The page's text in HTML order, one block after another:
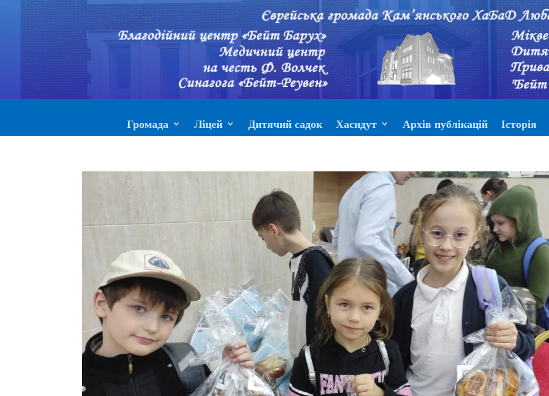
Громада Ліцей Дитячий садок Хасидут Архів публікацій Історія